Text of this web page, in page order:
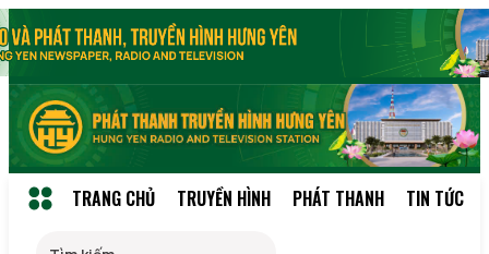
TRANG CHỦ TRUYỀN HÌNH PHÁT THANH TIN TỨC